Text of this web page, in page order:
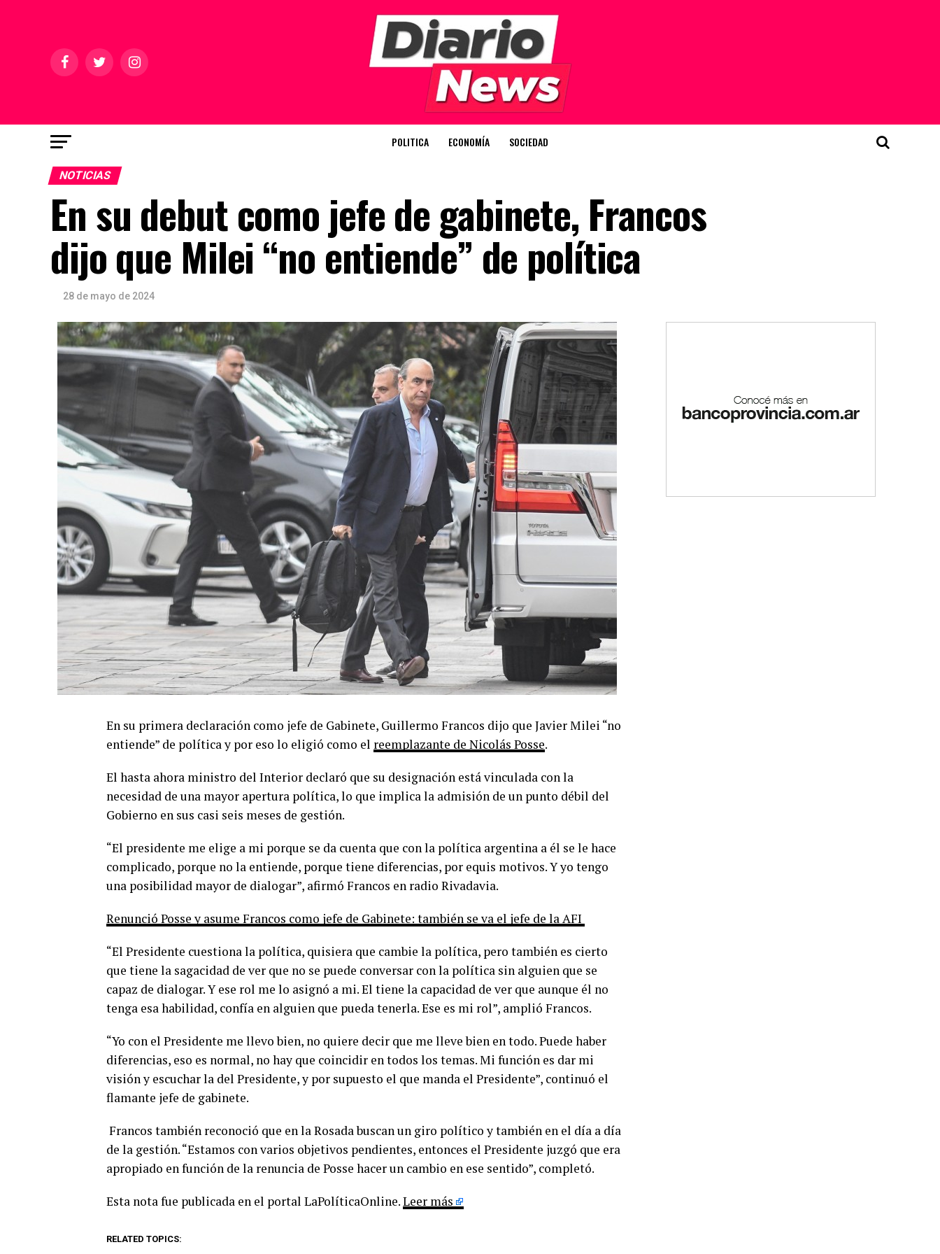
POLITICA ECONOMÍA SOCIEDAD
NOTICIAS
En su debut como jefe de gabinete, Francos
dijo que Milei “no entiende” de política
28 de mayo de 2024
En su primera declaración como jefe de Gabinete, Guillermo Francos dijo que Javier Milei “no
entiende” de política y por eso lo eligió como el reemplazante de Nicolás Posse.
El hasta ahora ministro del Interior declaró que su designación está vinculada con la
necesidad de una mayor apertura política, lo que implica la admisión de un punto débil del
Gobierno en sus casi seis meses de gestión.
“El presidente me elige a mi porque se da cuenta que con la política argentina a él se le hace
complicado, porque no la entiende, porque tiene diferencias, por equis motivos. Y yo tengo
una posibilidad mayor de dialogar”, afirmó Francos en radio Rivadavia.
Renunció Posse y asume Francos como jefe de Gabinete: también se va el jefe de la AFI
“El Presidente cuestiona la política, quisiera que cambie la política, pero también es cierto
que tiene la sagacidad de ver que no se puede conversar con la política sin alguien que se
capaz de dialogar. Y ese rol me lo asignó a mi. El tiene la capacidad de ver que aunque él no
tenga esa habilidad, confía en alguien que pueda tenerla. Ese es mi rol”, amplió Francos.
“Yo con el Presidente me llevo bien, no quiere decir que me lleve bien en todo. Puede haber
diferencias, eso es normal, no hay que coincidir en todos los temas. Mi función es dar mi
visión y escuchar la del Presidente, y por supuesto el que manda el Presidente”, continuó el
flamante jefe de gabinete.
Francos también reconoció que en la Rosada buscan un giro político y también en el día a día
de la gestión. “Estamos con varios objetivos pendientes, entonces el Presidente juzgó que era
apropiado en función de la renuncia de Posse hacer un cambio en ese sentido”, completó.
Esta nota fue publicada en el portal LaPolíticaOnline.Leer más
RELATED TOPICS: